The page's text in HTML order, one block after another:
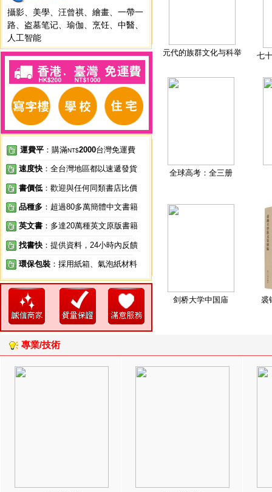
攝影
美學 汪曾祺 繪畫
一帶一
路
盗墓笔记 瑜伽 烹饪 中醫
人工智能
運費平 ：購滿NT$2000台灣免運費
速度快 ：全台灣地區都以速遞發貨
書價低 ：歡迎與任何同類書店比價
品種多 ：超過80多萬簡體中文書籍
英文書 ：多達20萬種英文原版書籍
找書快 ：提供資料，24小時內反饋
環保包裝 ：採用紙箱、氣泡紙材料
元代的族群文化与科举 七
全球高考：全三册
剑桥大学中国庙 裘
專業/技術